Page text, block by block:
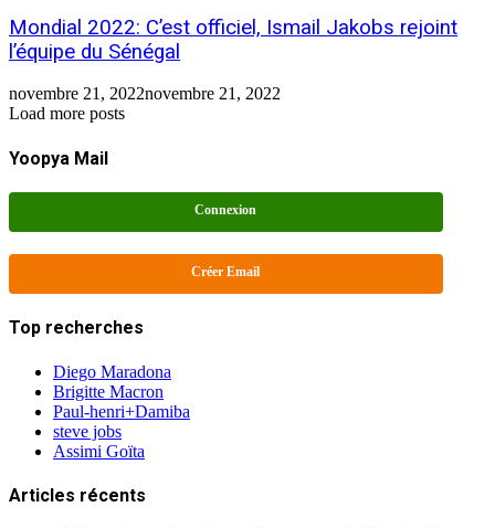
Mondial 2022: C’est officiel, Ismail Jakobs rejoint
l’équipe du Sénégal
novembre 21, 2022novembre 21, 2022
Load more posts
Yoopya Mail
Connexion
Créer Email
Top recherches
Diego Maradona
Brigitte Macron
Paul-henri+Damiba
steve jobs
Assimi Goïta
Articles récents